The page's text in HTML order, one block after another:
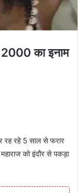
2000 का इनाम
रह रहे 5 साल से फरार
को इंदौर से पकड़ा